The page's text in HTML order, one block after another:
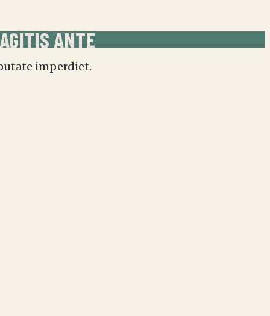
ANTE
imperdiet.